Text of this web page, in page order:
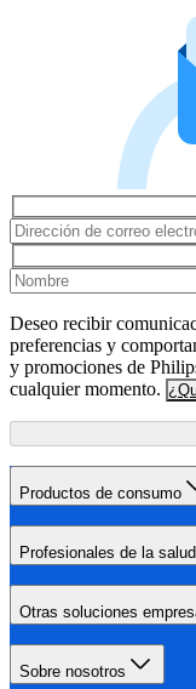
Deseo recibir
preferencias y
y promociones de
cualquier momento.
Productos de consumo
Profesionales de la salud
Otras soluciones
Sobre nosotros